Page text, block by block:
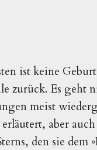
ist keine
meist
aber
den sie dem